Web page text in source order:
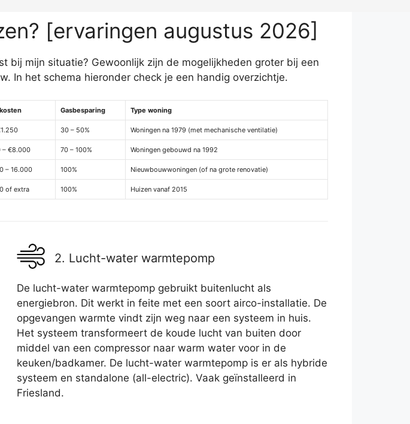
[ervaringen augustus 2026]
bij mijn situatie? Gewoonlijk zijn de mogelijkheden groter bij een
In het schema hieronder check je een handig overzichtje.
Gasbesparing Type woning
30 – 50% Woningen na 1979 (met mechanische ventilatie)
– €8.000 70 – 100% Woningen gebouwd na 1992
– 16.000 100% Nieuwbouwwoningen (of na grote renovatie)
of extra 100% Huizen vanaf 2015
2. Lucht-water warmtepomp
De lucht-water warmtepomp gebruikt buitenlucht als
energiebron. Dit werkt in feite met een soort airco-installatie. De
opgevangen warmte vindt zijn weg naar een systeem in huis.
Het systeem transformeert de koude lucht van buiten door
middel van een compressor naar warm water voor in de
keuken/badkamer. De lucht-water warmtepomp is er als hybride
systeem en standalone (all-electric). Vaak geïnstalleerd in
Friesland.